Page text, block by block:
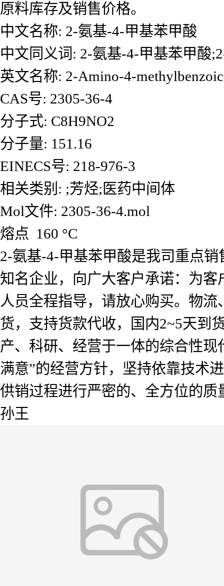
原料库存及销售价格。
中文名称: 2-氨基-4-甲基苯甲酸
中文同义词: 2-氨基-4-甲基苯甲酸
英文名称: 2-Amino-4-
CAS号: 2305-36-4
分子式: C8H9NO2
分子量: 151.16
EINECS号: 218-976-3
相关类别: ;芳烃;医药中间体
Mol文件: 2305-36-4.mol
熔点 160 °C
2-氨基-4-甲基苯甲酸是我司重点
知名企业，向广大客户承诺：为
人员全程指导，请放心购买。物
货，支持货款代收，国内2~5天到
产、科研、经营于一体的综合性
满意”的经营方针，坚持依靠技术
供销过程进行严密的、全方位的
孙王